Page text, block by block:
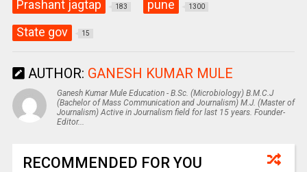
Prashant jagtap 183 pune 1300
State gov 15
AUTHOR: GANESH KUMAR MULE
Ganesh Kumar Mule Education - B.Sc. (Microbiology) B.M.C.J
(Bachelor of Mass Communication and Journalism) M.J. (Master of
Journalism) Active in Journalism field for last 15 years. Founder-
Editor...
RECOMMENDED FOR YOU